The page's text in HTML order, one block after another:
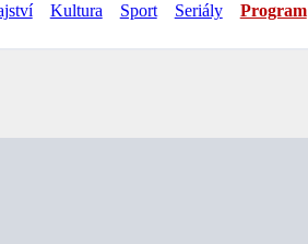
Kultura Sport Seriály Program